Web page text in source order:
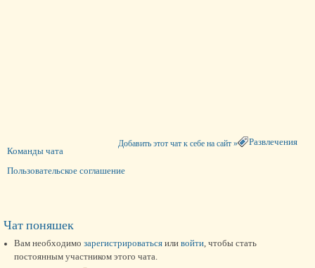
Развлечения
Добавить этот чат к себе на сайт »
Команды чата
Пользовательское соглашение
Чат поняшек
Вам необходимо зарегистрироваться или войти , чтобы стать
постоянным участником этого чата.